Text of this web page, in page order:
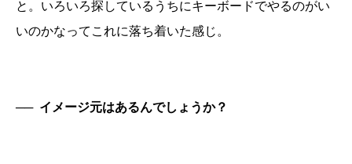
と。いろいろ探しているうちにキーボードでやるのがい
いのかなってこれに落ち着いた感じ。
── イメージ元はあるんでしょうか？